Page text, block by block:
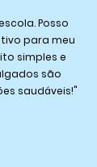
Posso
para meu
simples e
são
saudáveis!"